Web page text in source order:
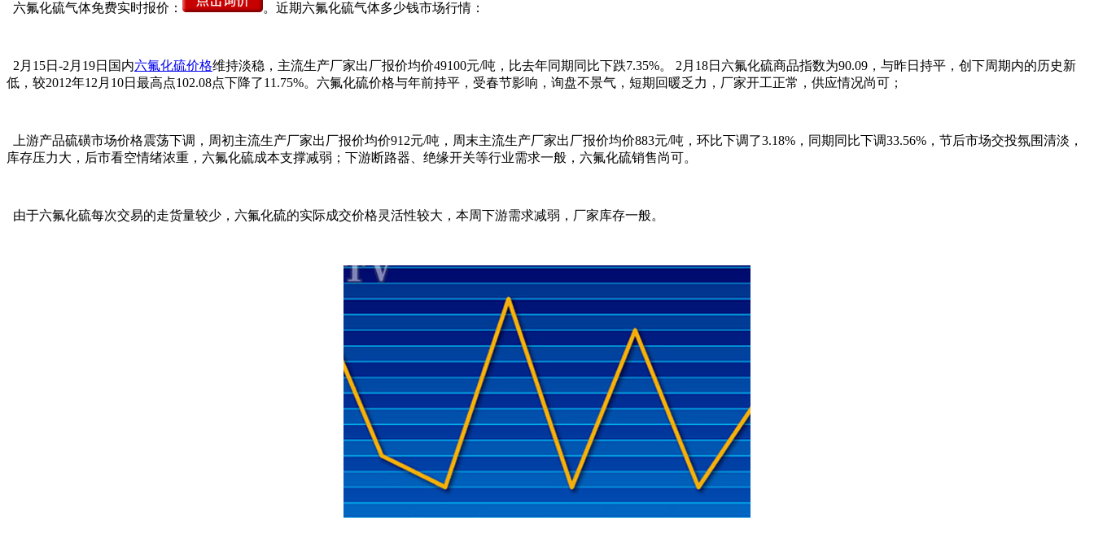
六氟化硫气体免费实时报价： 。近期六氟化硫气体多少钱市场行情：
2月15日-2月19日国内六氟化硫价格维持淡稳，主流生产厂家出厂报价均价49100元/吨，比去年同期同比下跌7.35%。 2月18日六氟化硫商品指数为90.09，与昨日持平，创下周期内的历史新
低，较2012年12月10日最高点102.08点下降了11.75%。六氟化硫价格与年前持平，受春节影响，询盘不景气，短期回暖乏力，厂家开工正常，供应情况尚可；
上游产品硫磺市场价格震荡下调，周初主流生产厂家出厂报价均价912元/吨，周末主流生产厂家出厂报价均价883元/吨，环比下调了3.18%，同期同比下调33.56%，节后市场交投氛围清淡，
库存压力大，后市看空情绪浓重，六氟化硫成本支撑减弱；下游断路器、绝缘开关等行业需求一般，六氟化硫销售尚可。
由于六氟化硫每次交易的走货量较少，六氟化硫的实际成交价格灵活性较大，本周下游需求减弱，厂家库存一般。